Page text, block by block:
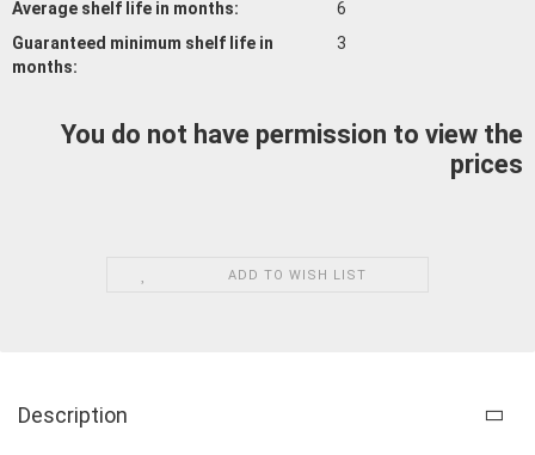
Average shelf life in months:
6
Guaranteed minimum shelf life in
months:
3
You do not have permission to view the
prices
ADD TO WISH LIST
Description